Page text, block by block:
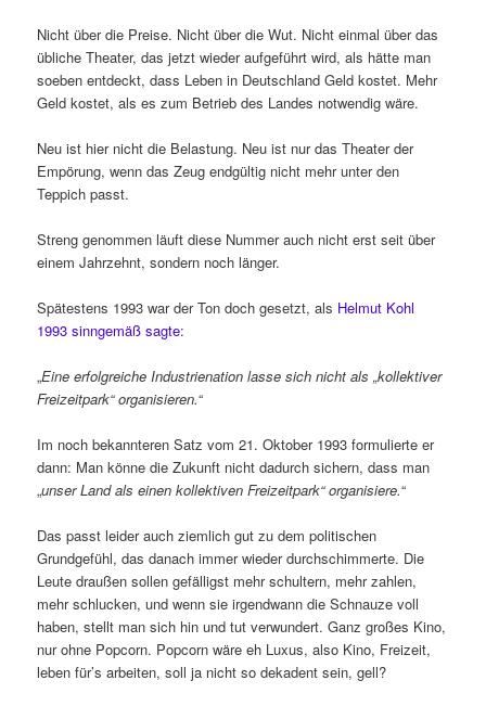
Nicht über die Preise. Nicht über die Wut. Nicht einmal über das
übliche Theater, das jetzt wieder aufgeführt wird, als hätte man
soeben entdeckt, dass Leben in Deutschland Geld kostet. Mehr
Geld kostet, als es zum Betrieb des Landes notwendig wäre.
Neu ist hier nicht die Belastung. Neu ist nur das Theater der
Empörung, wenn das Zeug endgültig nicht mehr unter den
Teppich passt.
Streng genommen läuft diese Nummer auch nicht erst seit über
einem Jahrzehnt, sondern noch länger.
Spätestens 1993 war der Ton doch gesetzt, als Helmut Kohl
1993 sinngemäß sagte:
„Eine erfolgreiche Industrienation lasse sich nicht als „kollektiver
Freizeitpark“ organisieren.“
Im noch bekannteren Satz vom 21. Oktober 1993 formulierte er
dann: Man könne die Zukunft nicht dadurch sichern, dass man
„unser Land als einen kollektiven Freizeitpark“ organisiere.“
Das passt leider auch ziemlich gut zu dem politischen
Grundgefühl, das danach immer wieder durchschimmerte. Die
Leute draußen sollen gefälligst mehr schultern, mehr zahlen,
mehr schlucken, und wenn sie irgendwann die Schnauze voll
haben, stellt man sich hin und tut verwundert. Ganz großes Kino,
nur ohne Popcorn. Popcorn wäre eh Luxus, also Kino, Freizeit,
leben für’s arbeiten, soll ja nicht so dekadent sein, gell?